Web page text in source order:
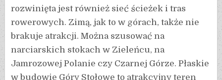
rozwinięta jest również sieć ścieżek i tras
rowerowych. Zimą, jak to w górach, także nie
brakuje atrakcji. Można szusować na
narciarskich stokach w Zieleńcu, na
Jamrozowej Polanie czy Czarnej Górze. Płaskie
w budowie Góry Stołowe to atrakcyjny teren